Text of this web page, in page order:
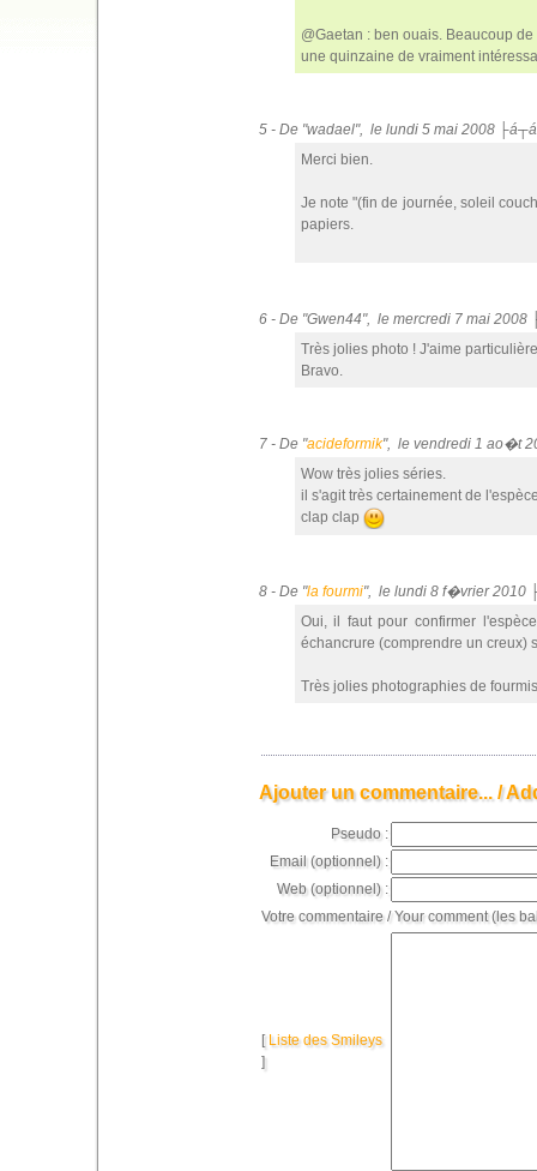
@Gaetan : ben ouais. Beaucoup
une quinzaine de vraiment
5 - De "wadael", le lundi 5 mai 2008
Merci bien.
Je note "(fin de journée, soleil
papiers.
6 - De "Gwen44", le mercredi 7 mai 2008
Très jolies photo ! J'aime
Bravo.
7 - De "acideformik", le vendredi 1 ao�t
Wow très jolies séries.
il s'agit très certainement de
clap clap
8 - De "la fourmi", le lundi 8 f�vrier 2010
Oui, il faut pour confirmer
échancrure (comprendre un creux)
Très jolies photographies de
Ajouter un commentaire... /
Pseudo :
Email (optionnel) :
Web (optionnel) :
Votre commentaire / Your comment (les
[ Liste des Smileys
]